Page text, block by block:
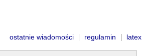
ostatnie wiadomości | regulamin | latex